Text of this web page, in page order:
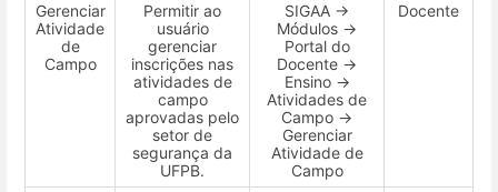
Gerenciar
Atividade
de
Campo
Permitir ao
usuário
gerenciar
inscrições nas
atividades de
campo
aprovadas pelo
setor de
segurança da
UFPB.
SIGAA →
Módulos →
Portal do
Docente →
Ensino →
Atividades de
Campo →
Gerenciar
Atividade de
Campo
Docente